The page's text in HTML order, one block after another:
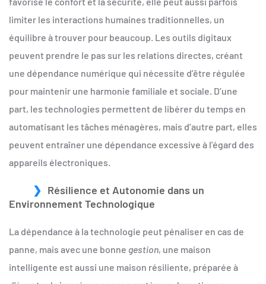
limiter les interactions humaines traditionnelles, un
équilibre à trouver pour beaucoup. Les outils digitaux
peuvent prendre le pas sur les relations directes, créant
une dépendance numérique qui nécessite d’être régulée
pour maintenir une harmonie familiale et sociale. D’une
part, les technologies permettent de libérer du temps en
automatisant les tâches ménagères, mais d’autre part, elles
peuvent entraîner une dépendance excessive à l’égard des
appareils électroniques.
Résilience et Autonomie dans un
Environnement Technologique
La dépendance à la technologie peut pénaliser en cas de
panne, mais avec une bonne gestion, une maison
intelligente est aussi une maison résiliente, préparée à